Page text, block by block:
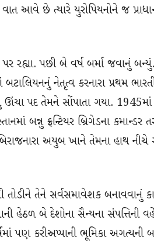
આવે છે ત્યારે યુરોપિયનોને જ
રહ્યા. પછી બે વર્ષ બર્મા જવાનું
નેતૃત્વ કરનારા પ્રથમ
ઊંચા પદ તેમને સોંપાતા ગયા.
બન્નુ ફ્રન્ટિયર બ્રિગેડના કમાન્ડર
બિરાજનારા અયુબ ખાને તેમના હાથ નીચે
તોડીને તેને સર્વસમાવેશક બનાવવાનું
હેઠળ બે દેશોના સૈન્યના સંપત્તિની
પણ કરીઅપ્પાની ભૂમિકા અગત્યની